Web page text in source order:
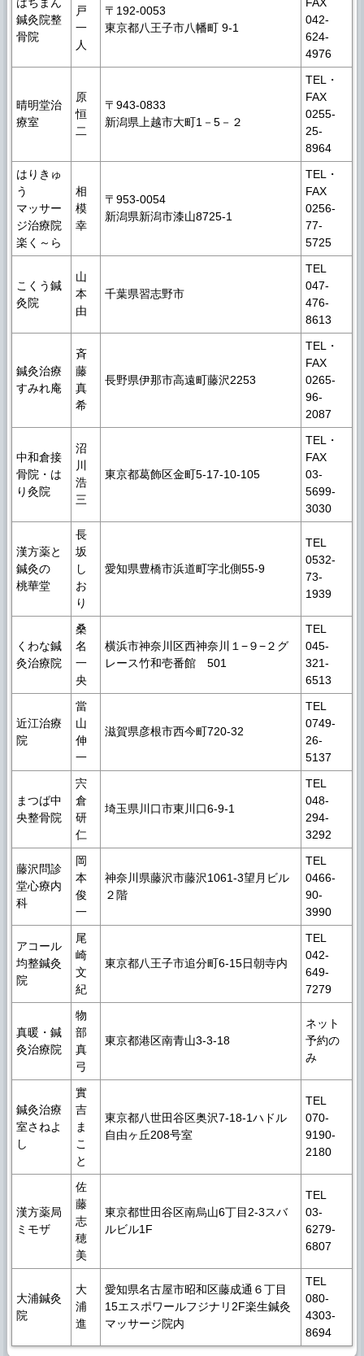
鍼灸院整
骨院
戸
一
人
〒192-0053
東京都八王子市八幡町 9-1
042-
624-
4976
晴明堂治
療室
原
恒
二
〒943-0833
新潟県上越市大町1－5－２
TEL・
FAX
0255-
25-
8964
はりきゅ
う
マッサー
ジ治療院
楽く～ら
相
模
幸
〒953-0054
新潟県新潟市漆山8725-1
TEL・
FAX
0256-
77-
5725
こくう鍼
灸院
山
本
由
千葉県習志野市
TEL
047-
476-
8613
鍼灸治療
すみれ庵
斉
藤
真
希
長野県伊那市高遠町藤沢2253
TEL・
FAX
0265-
96-
2087
中和倉接
骨院・は
り灸院
沼
川
浩
三
東京都葛飾区金町5-17-10-105
TEL・
FAX
03-
5699-
3030
漢方薬と
鍼灸の
桃華堂
長
坂
し
お
り
愛知県豊橋市浜道町字北側55-9
TEL
0532-
73-
1939
くわな鍼
灸治療院
桑
名
一
央
横浜市神奈川区西神奈川１−９−２グ
レース竹和壱番館 501
TEL
045-
321-
6513
近江治療
院
當
山
伸
一
滋賀県彦根市西今町720-32
TEL
0749-
26-
5137
まつば中
央整骨院
宍
倉
研
仁
埼玉県川口市東川口6-9-1
TEL
048-
294-
3292
藤沢問診
堂心療内
科
岡
本
俊
一
神奈川県藤沢市藤沢1061-3望月ビル
２階
TEL
0466-
90-
3990
アコール
均整鍼灸
院
尾
崎
文
紀
東京都八王子市追分町6-15日朝寺内
TEL
042-
649-
7279
真暖・鍼
灸治療院
物
部
真
弓
東京都港区南青山3-3-18
ネット
予約の
み
鍼灸治療
室さねよ
し
實
吉
ま
こ
と
東京都八世田谷区奥沢7-18-1ハドル
自由ヶ丘208号室
TEL
070-
9190-
2180
漢方薬局
ミモザ
佐
藤
志
穂
美
東京都世田谷区南烏山6丁目2-3スバ
ルビル1F
TEL
03-
6279-
6807
大浦鍼灸
院
大
浦
進
愛知県名古屋市昭和区藤成通６丁目
15エスポワールフジナリ2F楽生鍼灸
マッサージ院内
TEL
080-
4303-
8694